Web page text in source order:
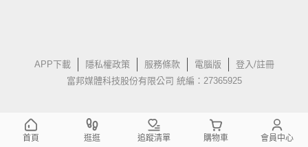
APP下載 隱私權政策 服務條款 電腦版
登入/註冊
富邦媒體科技股份有限公司 統編：27365925
首頁 逛逛 追蹤清單 購物車 會員中心